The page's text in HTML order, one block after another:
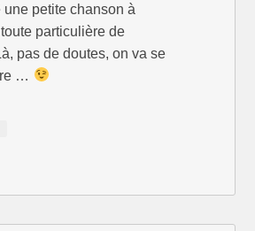
une petite chanson à
toute particulière de
pas de doutes, on va se
…